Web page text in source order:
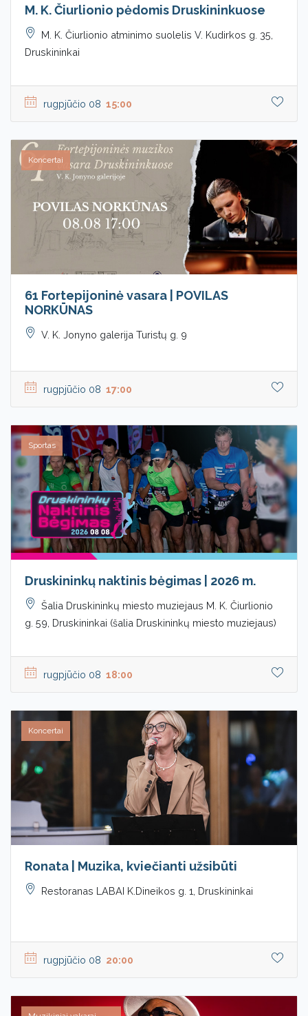
M. K. Čiurlionio pėdomis Druskininkuose
M. K. Čiurlionio atminimo suolelis V. Kudirkos g. 35,
Druskininkai
rugpjūčio 08 15:00
Koncertai
61 Fortepijoninė vasara | POVILAS
NORKŪNAS
V. K. Jonyno galerija Turistų g. 9
rugpjūčio 08 17:00
Sportas
Druskininkų naktinis bėgimas | 2026 m.
Šalia Druskininkų miesto muziejaus M. K. Čiurlionio
g. 59, Druskininkai (šalia Druskininkų miesto muziejaus)
rugpjūčio 08 18:00
Koncertai
Ronata | Muzika, kviečianti užsibūti
Restoranas LABAI K.Dineikos g. 1, Druskininkai
rugpjūčio 08 20:00